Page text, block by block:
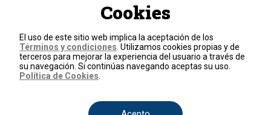
Política de cookies
Términos y condiciones
© 2026, RCN Medios.
Todos los derechos reservados.
Cookies
El uso de este sitio web implica la aceptación de los
Términos y condiciones . Utilizamos cookies propias y de
terceros para mejorar la experiencia del usuario a través de
su navegación. Si continúas navegando aceptas su uso.
Política de Cookies